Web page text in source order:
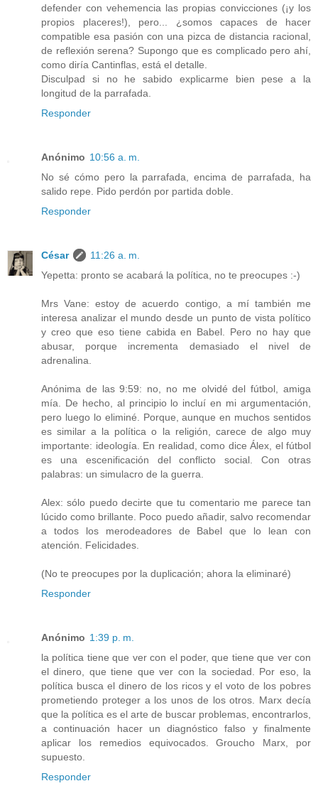
defender con vehemencia las propias convicciones (¡y los
propios placeres!), pero... ¿somos capaces de hacer
compatible esa pasión con una pizca de distancia racional,
de reflexión serena? Supongo que es complicado pero ahí,
como diría Cantinflas, está el detalle.
Disculpad si no he sabido explicarme bien pese a la
longitud de la parrafada.
Responder
Anónimo 10:56 a. m.
No sé cómo pero la parrafada, encima de parrafada, ha
salido repe. Pido perdón por partida doble.
Responder
César
11:26 a. m.
Yepetta: pronto se acabará la política, no te preocupes :-)
Mrs Vane: estoy de acuerdo contigo, a mí también me
interesa analizar el mundo desde un punto de vista político
y creo que eso tiene cabida en Babel. Pero no hay que
abusar, porque incrementa demasiado el nivel de
adrenalina.
Anónima de las 9:59: no, no me olvidé del fútbol, amiga
mía. De hecho, al principio lo incluí en mi argumentación,
pero luego lo eliminé. Porque, aunque en muchos sentidos
es similar a la política o la religión, carece de algo muy
importante: ideología. En realidad, como dice Álex, el fútbol
es una escenificación del conflicto social. Con otras
palabras: un simulacro de la guerra.
Alex: sólo puedo decirte que tu comentario me parece tan
lúcido como brillante. Poco puedo añadir, salvo recomendar
a todos los merodeadores de Babel que lo lean con
atención. Felicidades.
(No te preocupes por la duplicación; ahora la eliminaré)
Responder
Anónimo 1:39 p. m.
la política tiene que ver con el poder, que tiene que ver con
el dinero, que tiene que ver con la sociedad. Por eso, la
política busca el dinero de los ricos y el voto de los pobres
prometiendo proteger a los unos de los otros. Marx decía
que la política es el arte de buscar problemas, encontrarlos,
a continuación hacer un diagnóstico falso y finalmente
aplicar los remedios equivocados. Groucho Marx, por
supuesto.
Responder